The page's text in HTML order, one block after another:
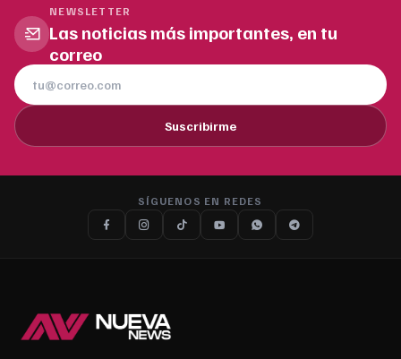
NEWSLETTER
Las noticias más importantes, en tu
correo
Suscribirme
SÍGUENOS EN REDES